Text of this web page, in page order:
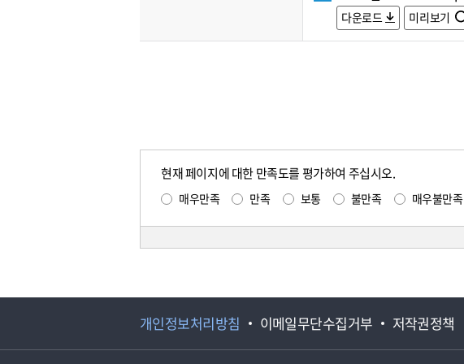
다운로드 미리보기
현재 페이지에 대한 만족도를 평가하여 주십시오.
매우만족 만족 보통 불만족 매우불만족
개인정보처리방침 이메일무단수집거부 저작권정책